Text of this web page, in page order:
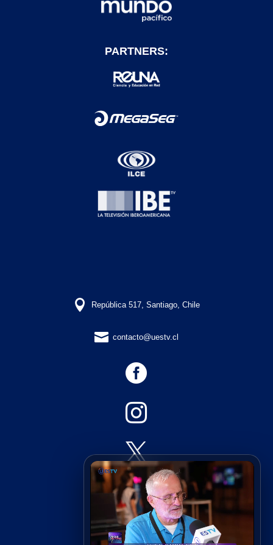
PARTNERS:
 República 517, Santiago, Chile
 contacto@uestv.cl




